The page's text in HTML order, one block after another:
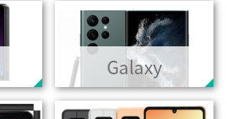
Galaxy